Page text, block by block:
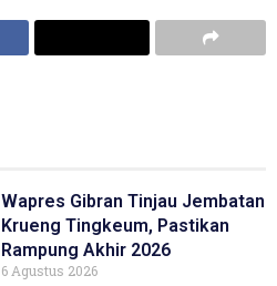
Wapres Gibran Tinjau Jembatan
Krueng Tingkeum, Pastikan
Rampung Akhir 2026
6 Agustus 2026